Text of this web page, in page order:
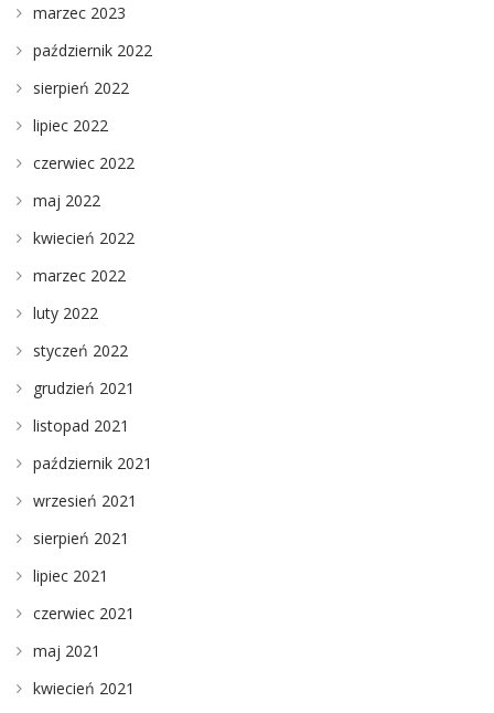
marzec 2023
październik 2022
sierpień 2022
lipiec 2022
czerwiec 2022
maj 2022
kwiecień 2022
marzec 2022
luty 2022
styczeń 2022
grudzień 2021
listopad 2021
październik 2021
wrzesień 2021
sierpień 2021
lipiec 2021
czerwiec 2021
maj 2021
kwiecień 2021